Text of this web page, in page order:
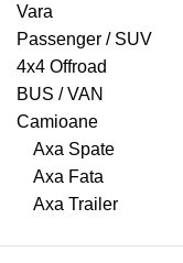
Vara
Passenger / SUV
4x4 Offroad
BUS / VAN
Camioane
Axa Spate
Axa Fata
Axa Trailer